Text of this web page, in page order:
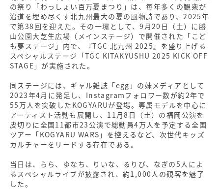
の祭り「わっしょい百万夏まつり」は、毎年多くの観衆が
沿道を埋め尽くす北九州最大の夏の風物詩であり、2025年
で第38回を迎えた。その一環として、9月20日（土）に勝
山公園大芝生広場（メインステージ）で開催された「こど
も夢ステージ」内で、『TGC 北九州 2025』を盛り上げる
スペシャルステージ「TGC KITAKYUSHU 2025 KICK OFF
STAGE」が実施された。
同ステージには、ギャル雑誌「egg」の妹メディアとして
2023年4月に発足し、Instagramフォロワー数が約2年で
55万人を突破したKOGYARUが登場。専属モデルを中心に
アーティスト活動も展開し、11月8日（土）の福岡公演を
皮切りに全国11都市23公演で総動員4万人を予定する全国
ツアー「KOGYARU WARS」を控えるなど、次世代キッズ
カルチャーをリードする存在である。
当日は、らら、ゆなち、りいな、るりぴ、なぎの5人によ
るスペシャルライブが披露され、約1,000人の観客を魅了
した。